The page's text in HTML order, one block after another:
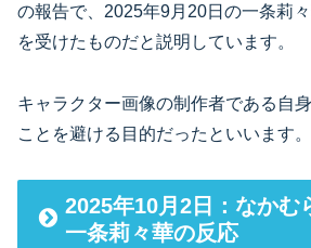
の報告で、2025年9月20日の一条莉
を受けたものだと説明しています。
キャラクター画像の制作者である自
ことを避ける目的だったといいます。
2025年10月2日：なかむ
一条莉々華の反応